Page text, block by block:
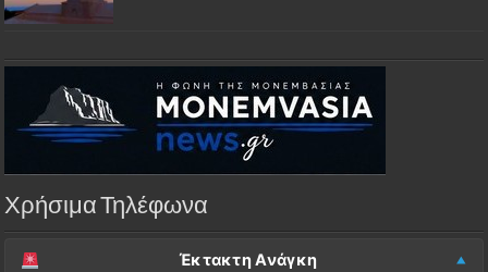
Χρήσιμα Τηλέφωνα
Έκτακτη Ανάγκη